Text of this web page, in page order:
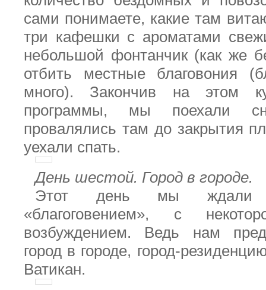
сами понимаете, какие там
три кафешки с ароматами
небольшой фонтанчик (как же
отбить местные благовония
много). Закончив на этом
программы, мы поехали
провалялись там до закрытия
уехали спать.
День шестой. Город в городе.
Этот день мы ждали
«благоговением», с
возбуждением. Ведь нам
город в городе, город-
Ватикан.